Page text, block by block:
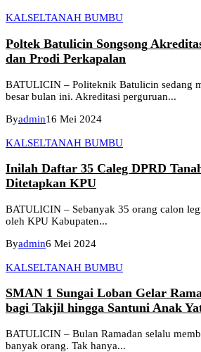
KALSELTANAH BUMBU
Poltek Batulicin Songsong
dan Prodi Perkapalan
BATULICIN – Politeknik Batulicin sedang
besar bulan ini. Akreditasi perguruan...
Byadmin16 Mei 2024
KALSELTANAH BUMBU
Inilah Daftar 35 Caleg DPRD
Ditetapkan KPU
BATULICIN – Sebanyak 35 orang calon
oleh KPU Kabupaten...
Byadmin6 Mei 2024
KALSELTANAH BUMBU
SMAN 1 Sungai Loban Gelar
bagi Takjil hingga Santuni Anak
BATULICIN – Bulan Ramadan selalu
banyak orang. Tak hanya...